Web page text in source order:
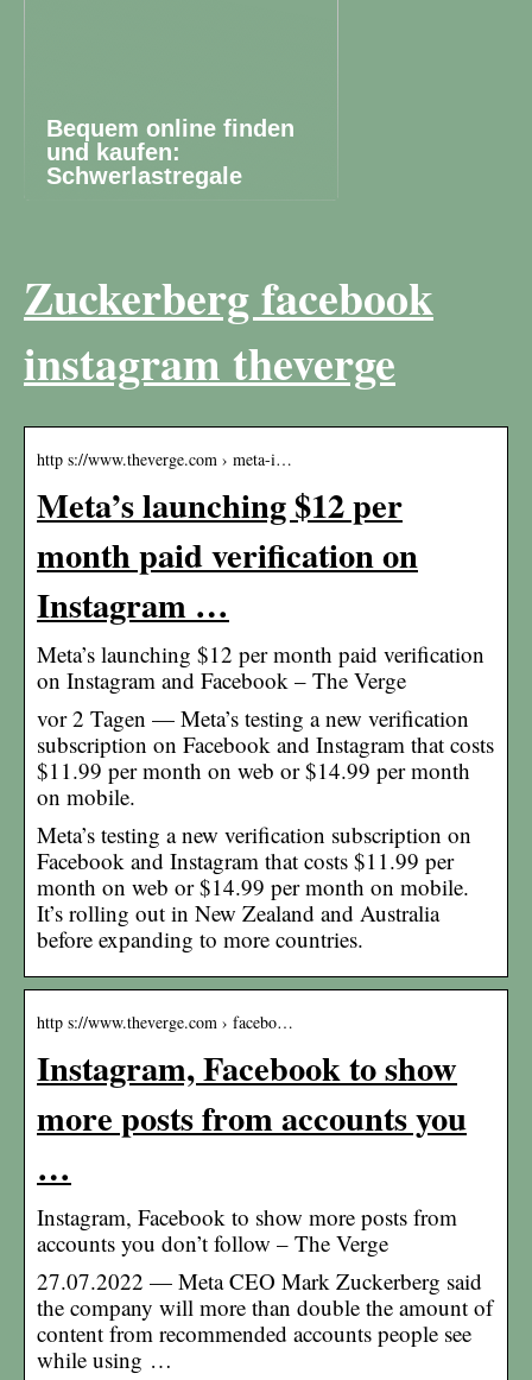
Bequem online finden
und kaufen:
Schwerlastregale
Zuckerberg facebook
instagram theverge
http s://www.theverge.com › meta-i…
Meta’s launching $12 per
month paid verification on
Instagram …
Meta’s launching $12 per month paid verification
on Instagram and Facebook – The Verge
vor 2 Tagen — Meta’s testing a new verification
subscription on Facebook and Instagram that costs
$11.99 per month on web or $14.99 per month
on mobile.
Meta’s testing a new verification subscription on
Facebook and Instagram that costs $11.99 per
month on web or $14.99 per month on mobile.
It’s rolling out in New Zealand and Australia
before expanding to more countries.
http s://www.theverge.com › facebo…
Instagram, Facebook to show
more posts from accounts you
…
Instagram, Facebook to show more posts from
accounts you don’t follow – The Verge
27.07.2022 — Meta CEO Mark Zuckerberg said
the company will more than double the amount of
content from recommended accounts people see
while using …